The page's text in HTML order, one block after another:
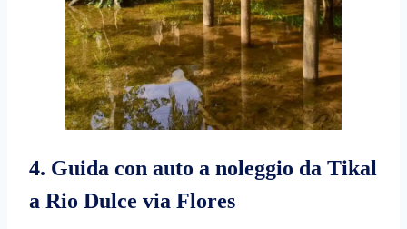
4. Guida con auto a noleggio da Tikal
a Rio Dulce via Flores